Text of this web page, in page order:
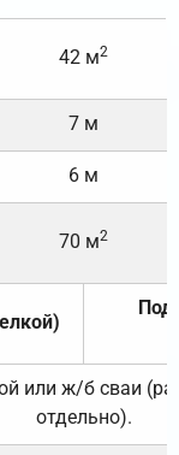
42 м2
7 м
6 м
70 м2
Под
или ж/б сваи
отдельно).